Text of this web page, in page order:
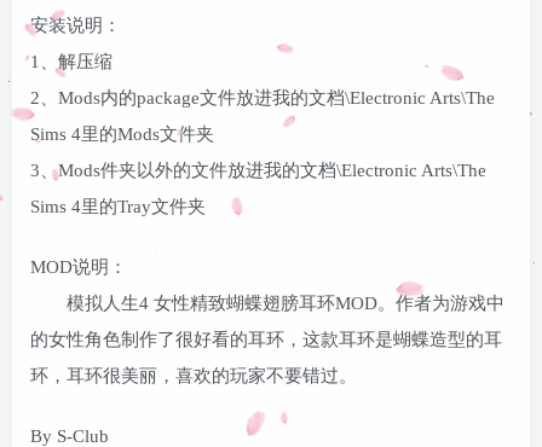
安装说明：
1、解压缩
2、Mods内的package文件放进我的文档\Electronic Arts\The
Sims 4里的Mods文件夹
3、Mods件夹以外的文件放进我的文档\Electronic Arts\The
Sims 4里的Tray文件夹
MOD说明：
模拟人生4 女性精致蝴蝶翅膀耳环MOD。作者为游戏中
的女性角色制作了很好看的耳环，这款耳环是蝴蝶造型的耳
环，耳环很美丽，喜欢的玩家不要错过。
By S-Club
用户名或邮箱
登录